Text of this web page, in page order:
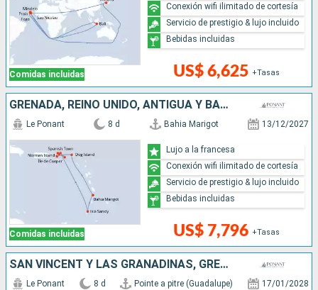
Comidas incluidas US$ 6,625 +Tasas
Conexión wifi ilimitado de cortesía
Servicio de prestigio & lujo incluido
Bebidas incluidas
GRENADA, REINO UNIDO, ANTIGUA Y BARBUDA, SANTA LUCIA
Comidas incluidas
Le Ponant 8 d Bahia Marigot 13/12/2027
US$ 7,796 +Tasas
Lujo a la francesa
Conexión wifi ilimitado de cortesía
Servicio de prestigio & lujo incluido
Bebidas incluidas
SAN VINCENT Y LAS GRANADINAS, GRENADA, SANTA LUCIA, DOMINICA
Le Ponant 8 d Pointe a pitre (Guadalupe) 17/01/2028